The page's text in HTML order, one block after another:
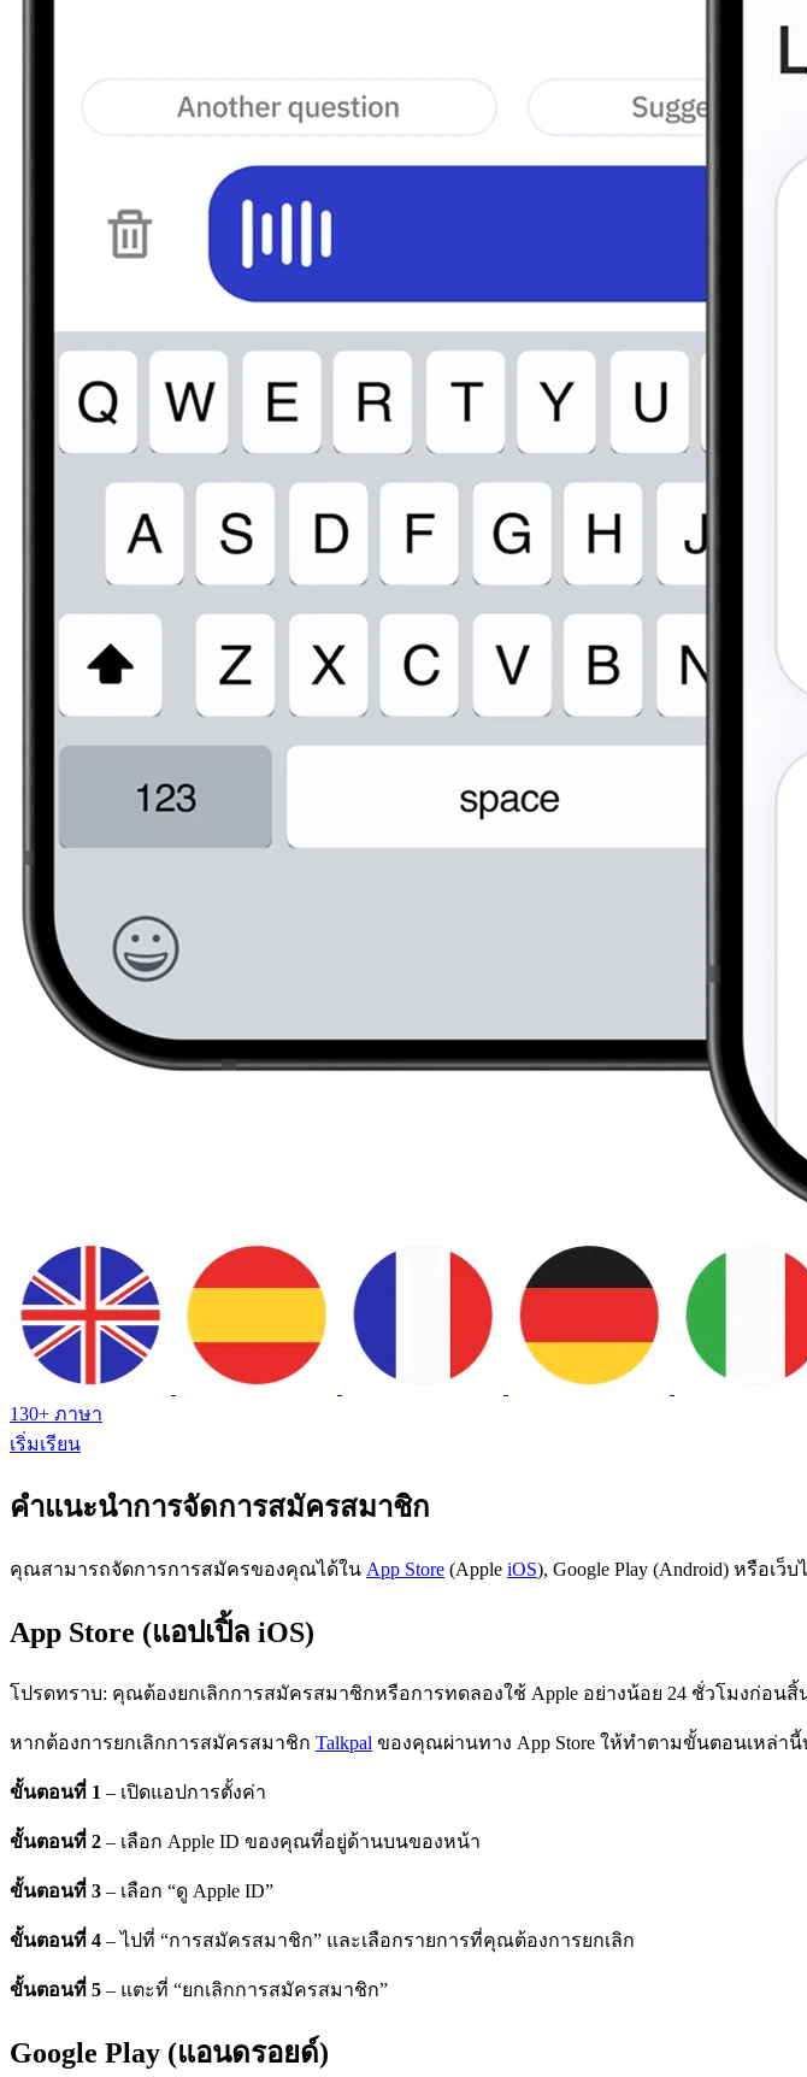
130+ ภาษา
เริ่มเรียน
คำแนะนำการจัดการสมัครสมาชิก
คุณสามารถจัดการการสมัครของคุณได้ใน App Store (Apple iOS), Google Play (Android) หรือเว็
App Store (แอปเปิ้ล iOS)
โปรดทราบ: คุณต้องยกเลิกการสมัครสมาชิกหรือการทดลองใช้ Apple อย่างน้อย 24 ชั่วโมงก่อ
หากต้องการยกเลิกการสมัครสมาชิก Talkpal ของคุณผ่านทาง App Store ให้ทำตามขั้นตอนเหล่า
ขั้นตอนที่ 1 – เปิดแอปการตั้งค่า
ขั้นตอนที่ 2 – เลือก Apple ID ของคุณที่อยู่ด้านบนของหน้า
ขั้นตอนที่ 3 – เลือก “ดู Apple ID”
ขั้นตอนที่ 4 – ไปที่ “การสมัครสมาชิก” และเลือกรายการที่คุณต้องการยกเลิก
ขั้นตอนที่ 5 – แตะที่ “ยกเลิกการสมัครสมาชิก”
Google Play (แอนดรอยด์)